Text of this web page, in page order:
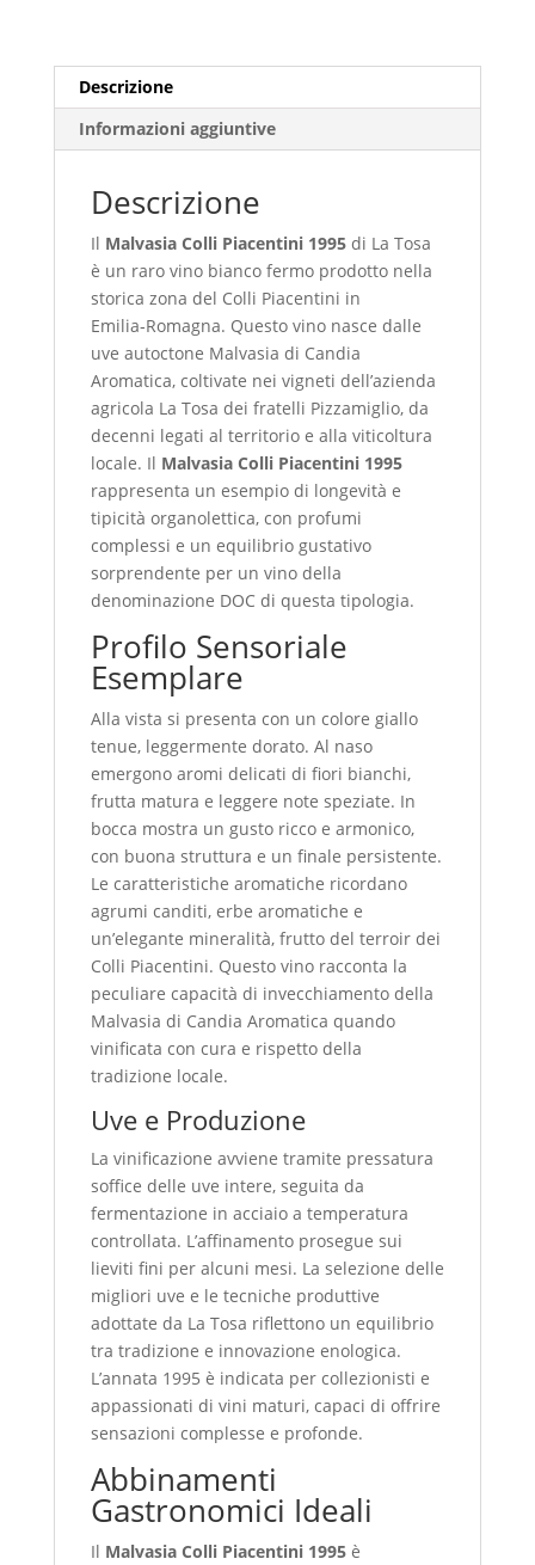
Descrizione
Informazioni aggiuntive
Descrizione
Il Malvasia Colli Piacentini 1995di La Tosa
è un raro vino bianco fermo prodotto nella
storica zona del Colli Piacentini in
Emilia‑Romagna. Questo vino nasce dalle
uve autoctone Malvasia di Candia
Aromatica, coltivate nei vigneti dell’azienda
agricola La Tosa dei fratelli Pizzamiglio, da
decenni legati al territorio e alla viticoltura
locale. Il Malvasia Colli Piacentini 1995
rappresenta un esempio di longevità e
tipicità organolettica, con profumi
complessi e un equilibrio gustativo
sorprendente per un vino della
denominazione DOC di questa tipologia.
Profilo Sensoriale
Esemplare
Alla vista si presenta con un colore giallo
tenue, leggermente dorato. Al naso
emergono aromi delicati di fiori bianchi,
frutta matura e leggere note speziate. In
bocca mostra un gusto ricco e armonico,
con buona struttura e un finale persistente.
Le caratteristiche aromatiche ricordano
agrumi canditi, erbe aromatiche e
un’elegante mineralità, frutto del terroir dei
Colli Piacentini. Questo vino racconta la
peculiare capacità di invecchiamento della
Malvasia di Candia Aromatica quando
vinificata con cura e rispetto della
tradizione locale.
Uve e Produzione
La vinificazione avviene tramite pressatura
soffice delle uve intere, seguita da
fermentazione in acciaio a temperatura
controllata. L’affinamento prosegue sui
lieviti fini per alcuni mesi. La selezione delle
migliori uve e le tecniche produttive
adottate da La Tosa riflettono un equilibrio
tra tradizione e innovazione enologica.
L’annata 1995 è indicata per collezionisti e
appassionati di vini maturi, capaci di offrire
sensazioni complesse e profonde.
Abbinamenti
Gastronomici Ideali
Il Malvasia Colli Piacentini 1995è